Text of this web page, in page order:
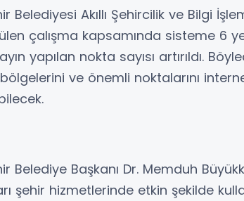
Belediyesi Akıllı Şehircilik ve Bilgi
çalışma kapsamında sisteme 6
yapılan nokta sayısı artırıldı.
bölgelerini ve önemli noktalarını
Belediye Başkanı Dr. Memduh
şehir hizmetlerinde etkin şekilde